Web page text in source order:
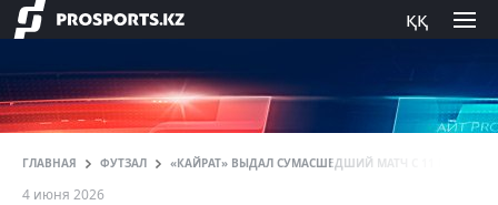
ққ
ГЛАВНАЯ ФУТЗАЛ «КАЙРАТ» ВЫДАЛ СУМАСШЕДШИЙ МАТЧ С 11 ГОЛАМИ
4 июня 2026